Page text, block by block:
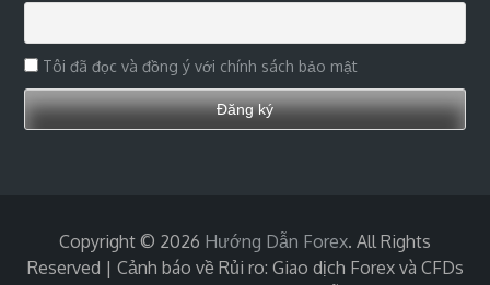
Tôi đã đọc và đồng ý với chính sách bảo mật
Copyright © 2026 Hướng Dẫn Forex. All Rights
Reserved | Cảnh báo về Rủi ro: Giao dịch Forex và CFDs